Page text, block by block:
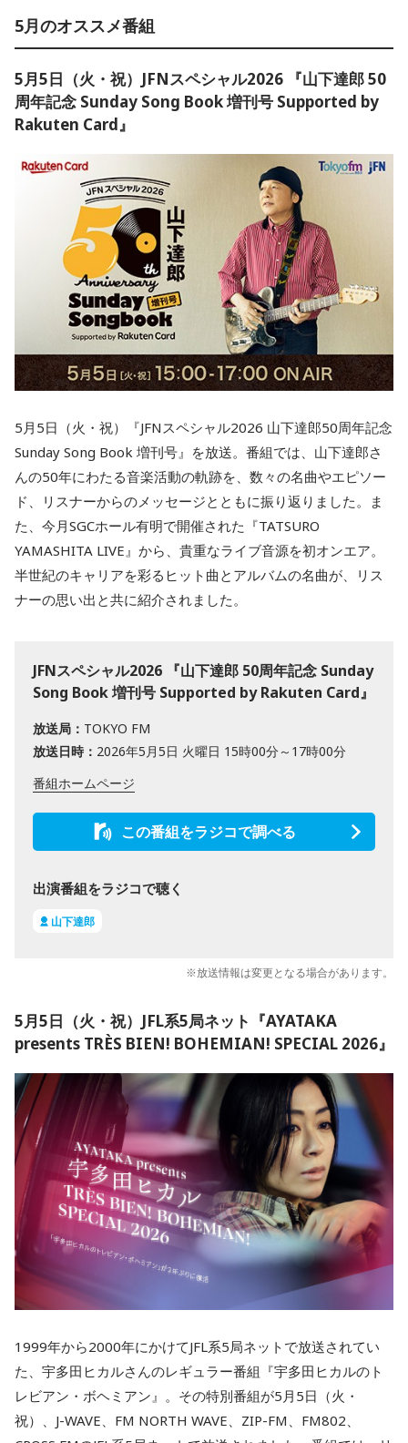
5月のオススメ番組
5月5日（火・祝）JFNスペシャル2026 『山下達郎 50
周年記念 Sunday Song Book 増刊号 Supported by
Rakuten Card』
5月5日（火・祝）『JFNスペシャル2026 山下達郎50周年記念
Sunday Song Book 増刊号』を放送。番組では、山下達郎さ
んの50年にわたる音楽活動の軌跡を、数々の名曲やエピソー
ド、リスナーからのメッセージとともに振り返りました。ま
た、今月SGCホール有明で開催された『TATSURO
YAMASHITA LIVE』から、貴重なライブ音源を初オンエア。
半世紀のキャリアを彩るヒット曲とアルバムの名曲が、リス
ナーの思い出と共に紹介されました。
JFNスペシャル2026 『山下達郎 50周年記念 Sunday
Song Book 増刊号 Supported by Rakuten Card』
放送局： TOKYO FM
放送日時： 2026年5月5日 火曜日 15時00分～17時00分
番組ホームページ
この番組をラジコで調べる
出演番組をラジコで聴く
山下達郎
※放送情報は変更となる場合があります。
5月5日（火・祝）JFL系5局ネット『AYATAKA
presents TRÈS BIEN! BOHEMIAN! SPECIAL 2026』
1999年から2000年にかけてJFL系5局ネットで放送されてい
た、宇多田ヒカルさんのレギュラー番組『宇多田ヒカルのト
レビアン・ボヘミアン』。その特別番組が5月5日（火・
祝）、J-WAVE、FM NORTH WAVE、ZIP-FM、FM802、